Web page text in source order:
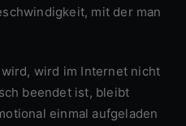
mit der man
beendet ist, bleibt
einmal aufgeladen